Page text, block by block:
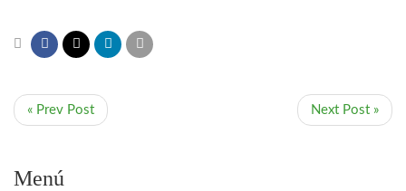
« Prev Post Next Post »
Menú